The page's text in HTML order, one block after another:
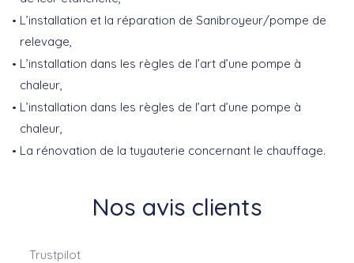
L’installation et la réparation de Sanibroyeur/pompe de
relevage,
L’installation dans les règles de l’art d’une pompe à
chaleur,
L’installation dans les règles de l’art d’une pompe à
chaleur,
La rénovation de la tuyauterie concernant le chauffage.
Nos avis clients
Trustpilot